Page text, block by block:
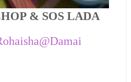
& SOS LADA